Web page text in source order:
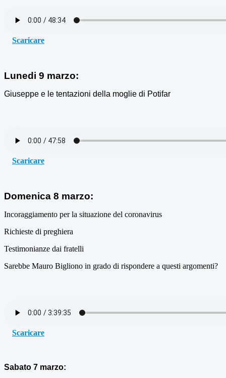
Scaricare
Lunedi 9 marzo:
Giuseppe e le tentazioni della moglie di Potifar
Scaricare
Domenica 8 marzo:
Incoraggiamento per la situazione del coronavirus
Richieste di preghiera
Testimonianze dai fratelli
Sarebbe Mauro Bigliono in grado di rispondere a questi argomenti?
Scaricare
Sabato 7 marzo: